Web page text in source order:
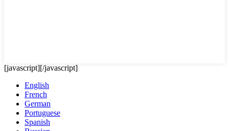
[javascript][/javascript]
English
French
German
Portuguese
Spanish